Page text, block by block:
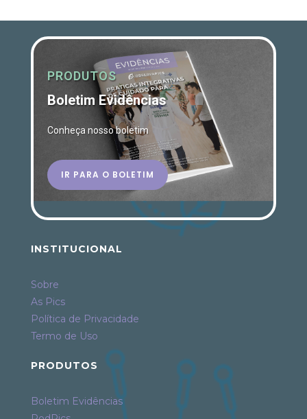
PRODUTOS
Boletim Evidências
Conheça nosso boletim
IR PARA O BOLETIM
INSTITUCIONAL
Sobre
As Pics
Política de Privacidade
Termo de Uso
PRODUTOS
Boletim Evidências